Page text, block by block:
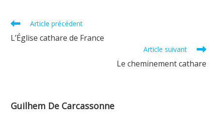
Read
more
articles
Article précédent
L’Église cathare de France
Article suivant
Le cheminement cathare
Guilhem De Carcassonne